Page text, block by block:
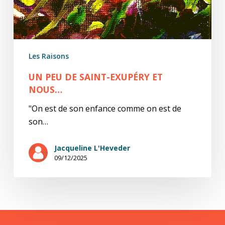
Les Raisons
UN PEU DE SAINT-EXUPÉRY ET
NOUS…
"On est de son enfance comme on est de
son…
Jacqueline L'Heveder
09/12/2025